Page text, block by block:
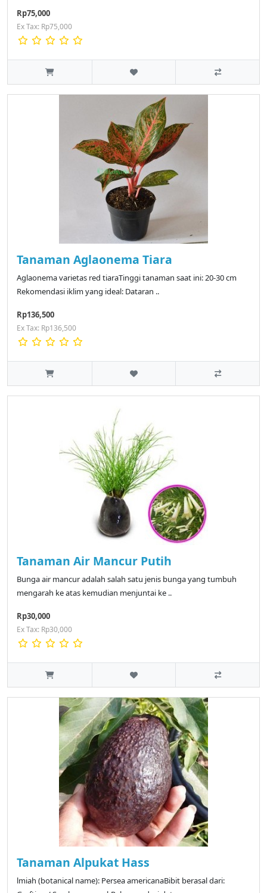
Rp75,000
Ex Tax: Rp75,000
Tanaman Aglaonema Tiara
Aglaonema varietas red tiaraTinggi tanaman saat ini: 20-30 cm
Rekomendasi iklim yang ideal: Dataran ..
Rp136,500
Ex Tax: Rp136,500
Tanaman Air Mancur Putih
Bunga air mancur adalah salah satu jenis bunga yang tumbuh
mengarah ke atas kemudian menjuntai ke ..
Rp30,000
Ex Tax: Rp30,000
Tanaman Alpukat Hass
lmiah (botanical name): Persea americanaBibit berasal dari: